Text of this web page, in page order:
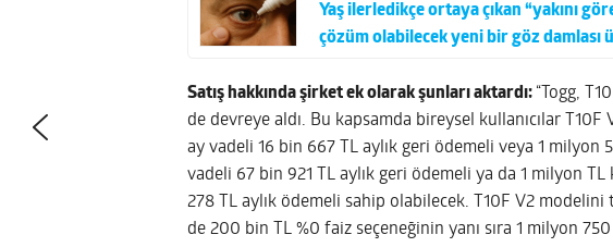
Yaş ilerledikçe ortaya çıkan “yakını
çözüm olabilecek yeni bir göz damlası
Satış hakkında şirket ek olarak şunları aktardı: “Togg,
de devreye aldı. Bu kapsamda bireysel kullanıcılar
ay vadeli 16 bin 667 TL aylık geri ödemeli veya 1
vadeli 67 bin 921 TL aylık geri ödemeli ya da 1 milyon
278 TL aylık ödemeli sahip olabilecek. T10F V2 modelini
de 200 bin TL %0 faiz seçeneğinin yanı sıra 1 milyon